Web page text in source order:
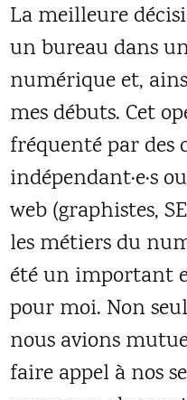
La meilleure
un bureau dans
numérique et,
mes débuts. Cet
fréquenté par des
indépendant·e·s
web (graphistes,
les métiers du
été un important
pour moi. Non
nous avions
faire appel à nos